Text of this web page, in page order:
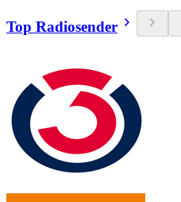
Top Radiosender